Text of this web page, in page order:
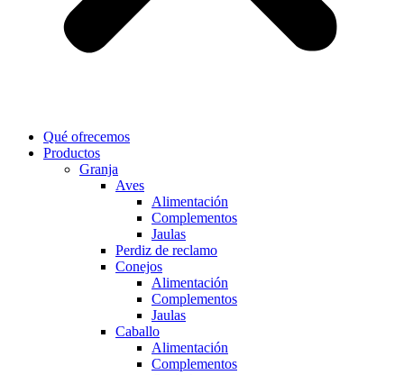
Qué ofrecemos
Productos
Granja
Aves
Alimentación
Complementos
Jaulas
Perdiz de reclamo
Conejos
Alimentación
Complementos
Jaulas
Caballo
Alimentación
Complementos